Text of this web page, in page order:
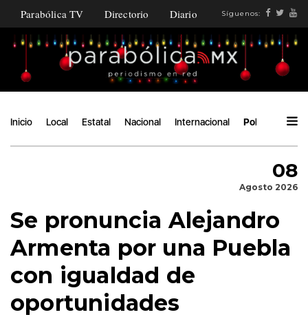
Parabólica TV Directorio Diario Síguenos:
Inicio Local Estatal Nacional Internacional Política
08
Agosto 2026
Se pronuncia Alejandro
Armenta por una Puebla
con igualdad de
oportunidades